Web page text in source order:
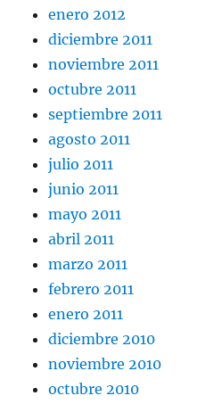
enero 2012
diciembre 2011
noviembre 2011
octubre 2011
septiembre 2011
agosto 2011
julio 2011
junio 2011
mayo 2011
abril 2011
marzo 2011
febrero 2011
enero 2011
diciembre 2010
noviembre 2010
octubre 2010